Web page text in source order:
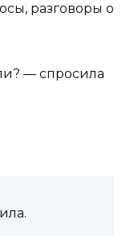
разговоры о
— спросила